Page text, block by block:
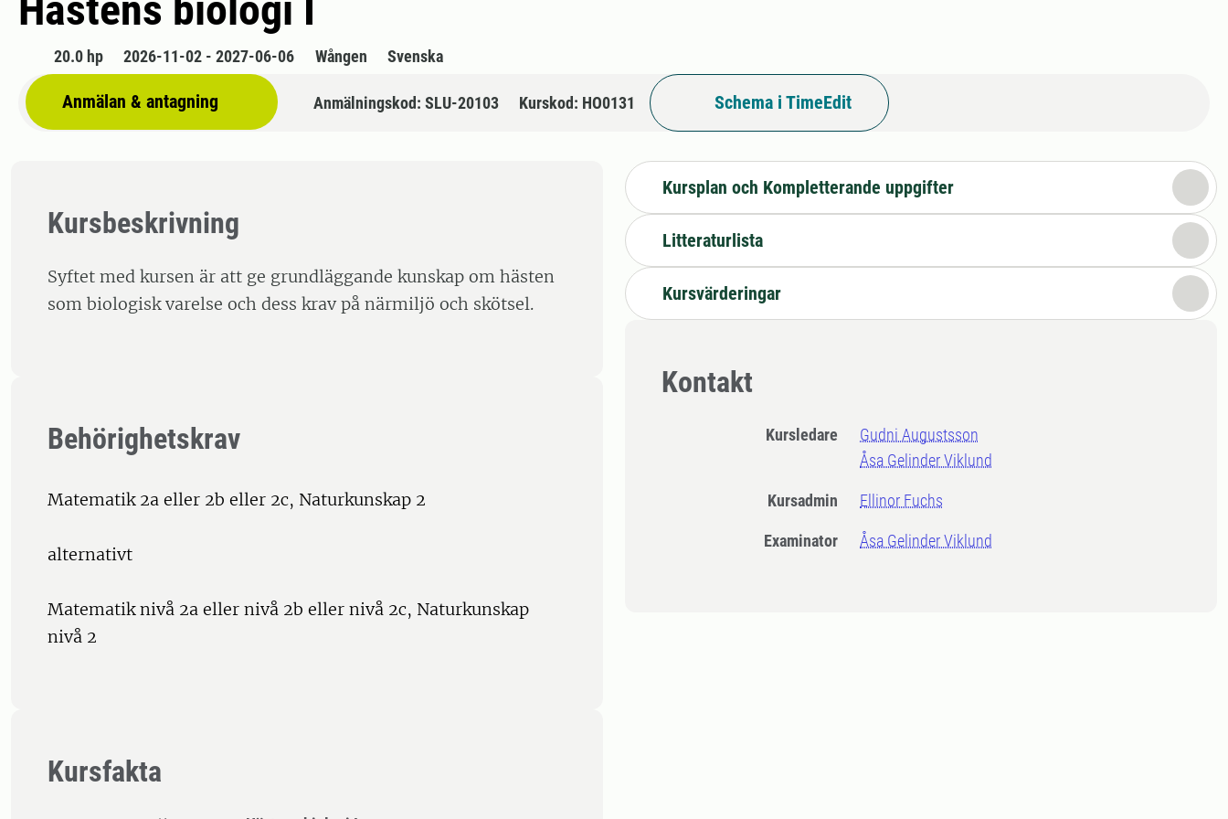
20.0 hp 2026-11-02 - 2027-06-06 Wången Svenska
Anmälan & antagning Anmälningskod: SLU-20103 Kurskod: HO0131 Schema i TimeEdit
Kursbeskrivning
Syftet med kursen är att ge grundläggande kunskap om hästen
som biologisk varelse och dess krav på närmiljö och skötsel.
Behörighetskrav
Matematik 2a eller 2b eller 2c, Naturkunskap 2
alternativt
Matematik nivå 2a eller nivå 2b eller nivå 2c, Naturkunskap
nivå 2
Kursfakta
Kursplan och Kompletterande uppgifter
Litteraturlista
Kursvärderingar
Kontakt
Kursledare
Gudni Augustsson
Åsa Gelinder Viklund
Kursadmin Ellinor Fuchs
Examinator Åsa Gelinder Viklund